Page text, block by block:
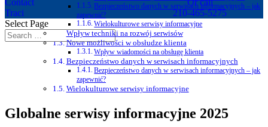
Contact
Traci
Or call
210-465-5275
Select Page
Bezpieczeństwo danych w serwisach informacyjnych – jak
zapewnić?
Wielokulturowe serwisy informacyjne
Wpływ techniki na rozwój serwisów
Nowe możliwości w obsłudze klienta
Wpływ wiadomości na obsługę klienta
Bezpieczeństwo danych w serwisach informacyjnych
Bezpieczeństwo danych w serwisach informacyjnych – jak
zapewnić?
Wielokulturowe serwisy informacyjne
Globalne serwisy informacyjne 2025